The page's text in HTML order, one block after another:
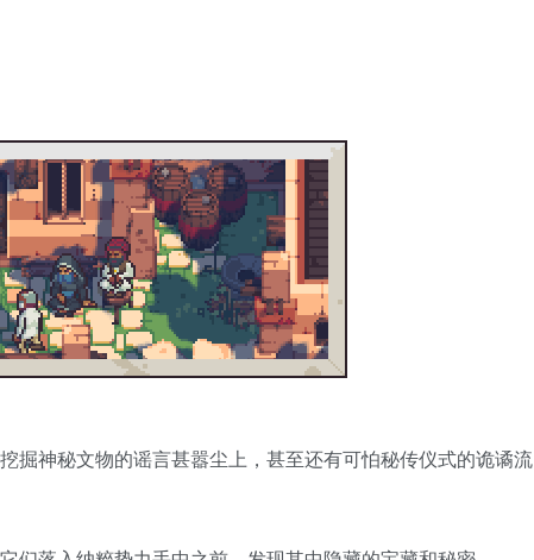
掘神秘文物的谣言甚嚣尘上，甚至还有可怕秘传仪式的诡谲流